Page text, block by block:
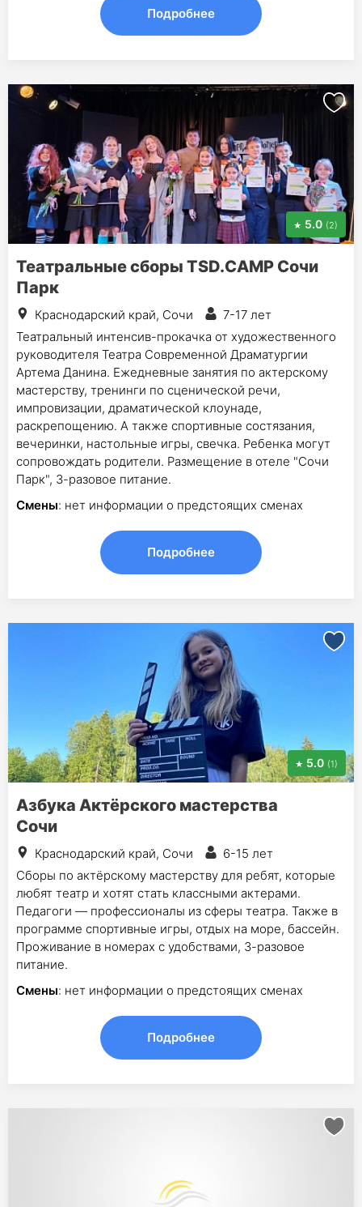
Подробнее
5.0 (2)
Театральные сборы TSD.CAMP Сочи
Парк
Краснодарский край, Сочи
7-17 лет
Театральный интенсив-прокачка от художественного
руководителя Театра Современной Драматургии
Артема Данина. Ежедневные занятия по актерскому
мастерству, тренинги по сценической речи,
импровизации, драматической клоунаде,
раскрепощению. А также спортивные состязания,
вечеринки, настольные игры, свечка. Ребенка могут
сопровождать родители. Размещение в отеле "Сочи
Парк", 3-разовое питание.
Смены: нет информации о предстоящих сменах
Подробнее
5.0 (1)
Азбука Актёрского мастерства
Сочи
Краснодарский край, Сочи
6-15 лет
Сборы по актёрскому мастерству для ребят, которые
любят театр и хотят стать классными актерами.
Педагоги — профессионалы из сферы театра. Также в
программе спортивные игры, отдых на море, бассейн.
Проживание в номерах с удобствами, 3-разовое
питание.
Смены: нет информации о предстоящих сменах
Подробнее